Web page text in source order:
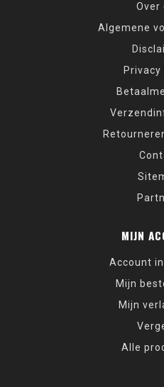
Over
Algemene
Privacy
MIJN
Account
Mijn
Mijn
Alle